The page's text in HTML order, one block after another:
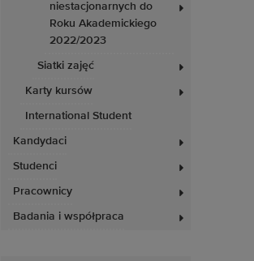
niestacjonarnych do
Roku Akademickiego
2022/2023
Siatki zajęć
Karty kursów
International Student
Kandydaci
Studenci
Pracownicy
Badania i współpraca